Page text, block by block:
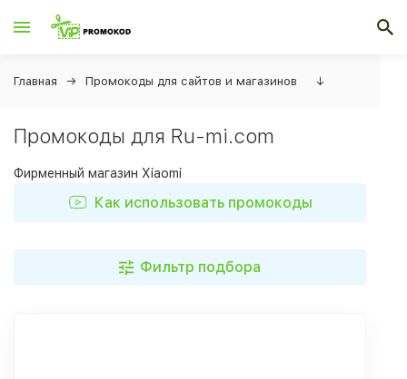
Главная Промокоды для сайтов и магазинов ↓
Промокоды для Ru-mi.com
Фирменный магазин Xiaomi
Как использовать промокоды
Фильтр подбора